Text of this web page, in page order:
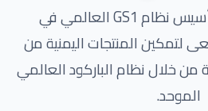
المبادرة الرسمية لتأسيس نظام GS1 العالمي في
لتمكين المنتجات اليمنية من
خلال نظام الباركود العالمي
الموحد.